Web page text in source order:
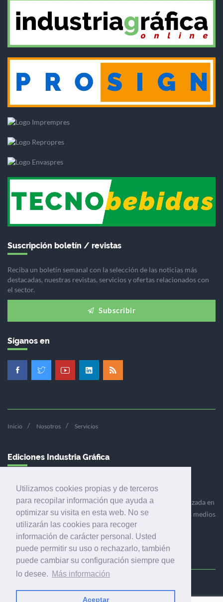
Utilizamos cookies propias y de terceros
para recopilar información que ayuda a
optimizar su visita en esta web. No se
utilizarán las cookies para recoger
información de carácter personal. Usted
puede permitir su uso o rechazarlo, también
puede cambiar su configuración siempre que
lo desee. Más información
Aceptar
Suscripción boletín / revistas
Reciba un boletín semanal con la selección de las noticias más
destacadas, nuestras revistas, servicios y ofertas relacionados con
el sector.
Subscribir
Síganos en
Inicio Nosotros Servicios
Ediciones Industria Gráfica
Ediciones Industria Gráfica es una empresa editora especializada en
el mercado de la comunicación gráfica que engloba diversos medios
profesionales especializados en el mercado gráfico, la
comunicación visual y el envasado.
Calle Fluvià 257, bajos, 08020 Barcelona (España)